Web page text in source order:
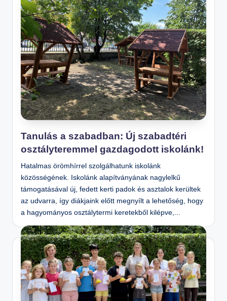
Tanulás a szabadban: Új szabadtéri
osztályteremmel gazdagodott iskolánk!
Hatalmas örömhírrel szolgálhatunk iskolánk
közösségének. Iskolánk alapítványának nagylelkű
támogatásával új, fedett kerti padok és asztalok kerültek
az udvarra, így diákjaink előtt megnyílt a lehetőség, hogy
a hagyományos osztálytermi keretekből kilépve,...